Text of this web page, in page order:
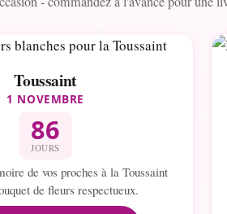
Toussaint
1 NOVEMBRE
86
JOURS
de vos proches à la Toussaint
de fleurs respectueux.